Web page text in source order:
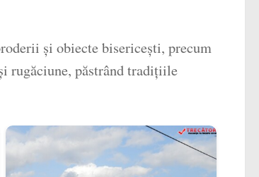
și obiecte bisericești, precum
rugăciune, păstrând tradițiile